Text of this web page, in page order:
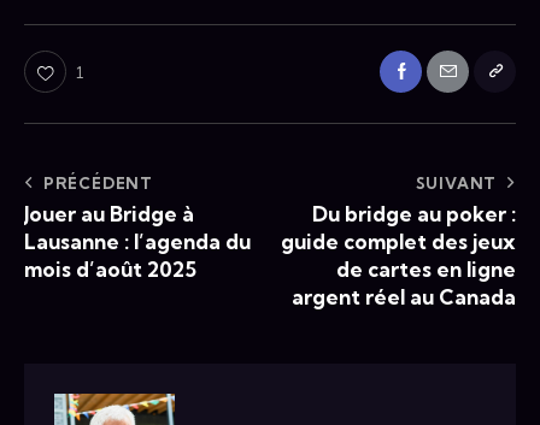
1
PRÉCÉDENT
Jouer au Bridge à
Lausanne : l’agenda du
mois d’août 2025
SUIVANT
Du bridge au poker :
guide complet des jeux
de cartes en ligne
argent réel au Canada